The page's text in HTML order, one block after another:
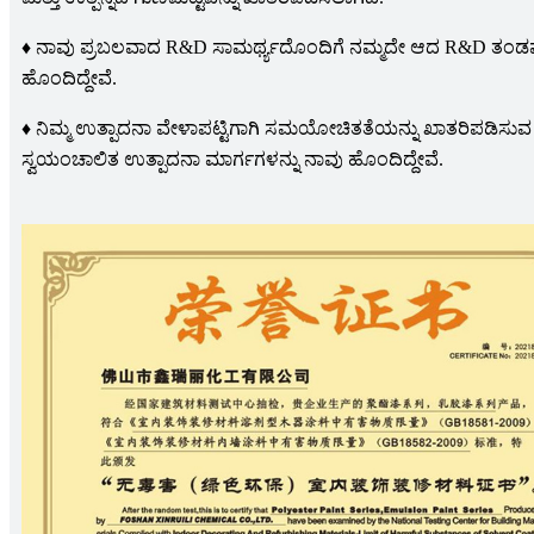
♦ ನಾವು ಪ್ರಬಲವಾದ R&D ಸಾಮರ್ಥ್ಯದೊಂದಿಗೆ ನಮ್ಮದೇ ಆದ R&D
ಹೊಂದಿದ್ದೇವೆ.
♦ ನಿಮ್ಮ ಉತ್ಪಾದನಾ ವೇಳಾಪಟ್ಟಿಗಾಗಿ ಸಮಯೋಚಿತತೆಯನ್ನು ಖಾತರಿಪಡಿಸುವ
ಸ್ವಯಂಚಾಲಿತ ಉತ್ಪಾದನಾ ಮಾರ್ಗಗಳನ್ನು ನಾವು ಹೊಂದಿದ್ದೇವೆ.